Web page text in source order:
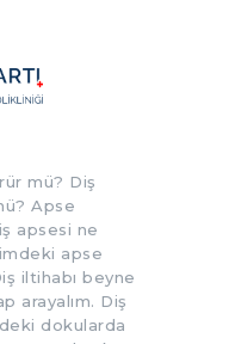
Öldürür
mü? Diş
Apse
apsesi ne
apse
iltihabı beyne
arayalım. Diş
dokularda